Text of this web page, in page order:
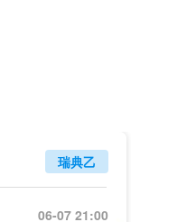
瑞典乙
06-07 21:00